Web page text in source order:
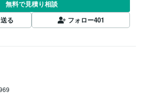
無料で見積り相談
る
フォロー401